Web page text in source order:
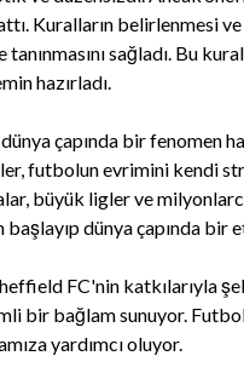
Kuralların belirlenmesi
tanınmasını sağladı. Bu
hazırladı.
çapında bir fenomen
futbolun evrimini kendi
büyük ligler ve
başlayıp dünya çapında bir
FC'nin katkılarıyla
bir bağlam sunuyor.
yardımcı oluyor.